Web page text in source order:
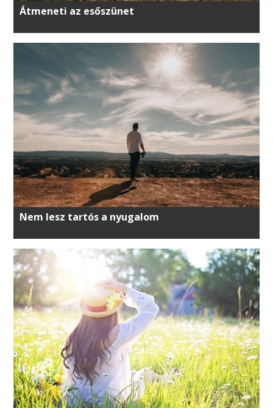
Átmeneti az esőszünet
Nem lesz tartós a nyugalom